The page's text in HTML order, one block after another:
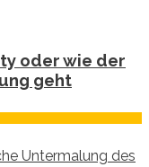
oder wie der
geht
Untermalung des